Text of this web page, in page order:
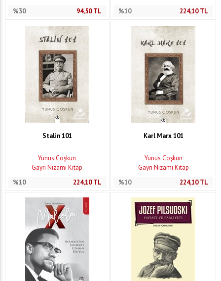
%30
94,50TL
%10
224,10TL
Stalin 101
Yunus Coşkun
Gayri Nizami Kitap
%10
224,10TL
Karl Marx 101
Yunus Coşkun
Gayri Nizami Kitap
%10
224,10TL